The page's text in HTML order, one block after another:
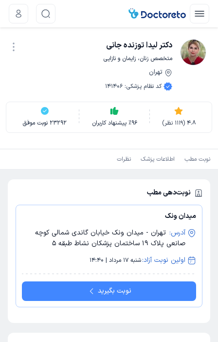
دکتر لیدا توزنده جانی
متخصص زنان، زایمان و نازایی
تهران
کد نظام پزشکی:
141406
4.8
(
1119 نظر) ٪96 پیشنهاد کاربران 23292 نوبت موفق
نوبت مطب اطلاعات پزشک نظرات
نوبت‌دهی مطب
میدان ونک
آدرس: تهران - میدان ونک خیابان گاندی شمالی کوچه
صانعی پلاک 19 ساختمان پزشکان نشاط طبقه 5
اولین نوبت آزاد:شنبه 17 مرداد | 14:40
نوبت بگیرید